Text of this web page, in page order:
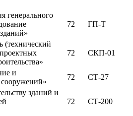
генерального
72 ГП-Т
(технический
72 СКП-01
и
72
СТ-27
зданий и
72 СТ-200